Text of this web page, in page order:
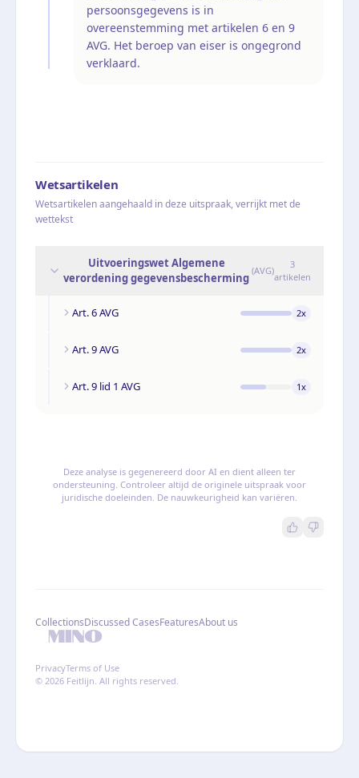
persoonsgegevens is in
overeenstemming met artikelen 6 en 9
AVG. Het beroep van eiser is ongegrond
verklaard.
Wetsartikelen
Wetsartikelen aangehaald in deze uitspraak, verrijkt met de
wettekst
Uitvoeringswet Algemene
verordening gegevensbescherming
(AVG)
3
artikelen
Art. 6 AVG 2x
Art. 9 AVG 2x
Art. 9 lid 1 AVG 1x
Deze analyse is gegenereerd door AI en dient alleen ter
ondersteuning. Controleer altijd de originele uitspraak voor
juridische doeleinden. De nauwkeurigheid kan variëren.
CollectionsDiscussed CasesFeaturesAbout us
PrivacyTerms of Use
© 2026 Feitlijn. All rights reserved.